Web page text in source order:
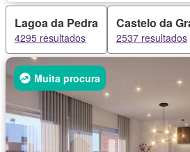
Lagoa da Pedra
4295 resultados
Castelo da
2537 resultados
Muita procura